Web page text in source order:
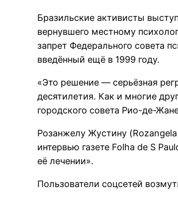
Бразильские активисты
вернувшего местному
запрет Федерального совета
введённый ещё в 1999 году.
«Это решение — серьёзная
десятилетия. Как и многие
городского совета Рио-де-
Розанжелу Жустину
интервью газете Folha de S
её лечении».
Пользователи соцсетей